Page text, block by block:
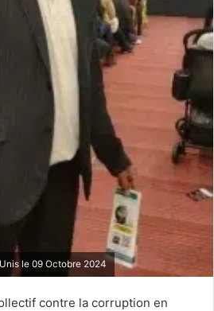
le 09 Octobre 2024
contre la corruption en